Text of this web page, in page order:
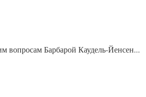
вопросам Барбарой Каудель-Йенсен...